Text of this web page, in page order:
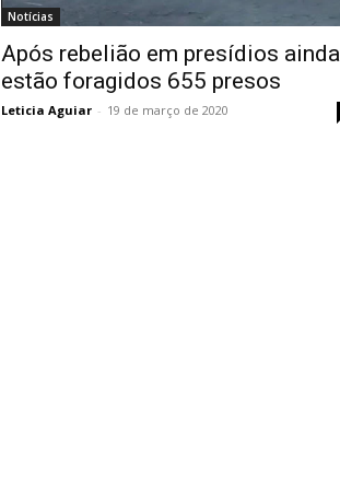
Notícias
Após rebelião em presídios ainda
estão foragidos 655 presos
Leticia Aguiar - 19 de março de 2020